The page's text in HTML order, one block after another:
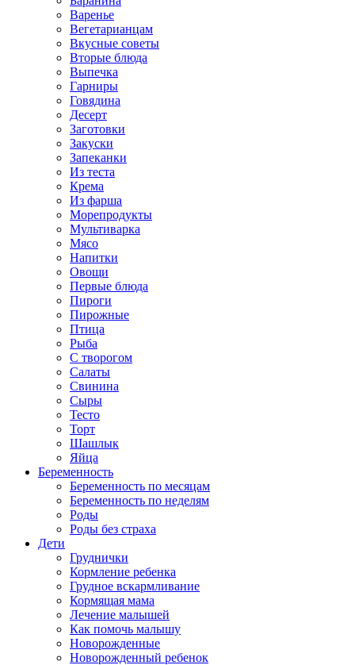
Варенье
Вегетарианцам
Вкусные советы
Вторые блюда
Выпечка
Гарниры
Говядина
Десерт
Заготовки
Закуски
Запеканки
Из теста
Крема
Из фарша
Морепродукты
Мультиварка
Мясо
Напитки
Овощи
Первые блюда
Пироги
Пирожные
Птица
Рыба
С творогом
Салаты
Свинина
Сыры
Тесто
Торт
Шашлык
Яйца
Беременность
Беременность по месяцам
Беременность по неделям
Роды
Роды без страха
Дети
Груднички
Кормление ребенка
Грудное вскармливание
Кормящая мама
Лечение малышей
Как помочь малышу
Новорожденные
Новорожденный ребенок